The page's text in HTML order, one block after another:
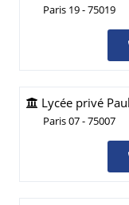
Paris 19 - 75019
Lycée privé
Paris 07 - 75007